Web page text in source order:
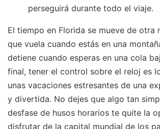
perseguirá durante todo el viaje.
El tiempo en Florida se mueve de otra
que vuela cuando estás en una
detiene cuando esperas en una cola
final, tener el control sobre el reloj es
unas vacaciones estresantes de una
y divertida. No dejes que algo tan
desfase de husos horarios te quite la
disfrutar de la capital mundial de los